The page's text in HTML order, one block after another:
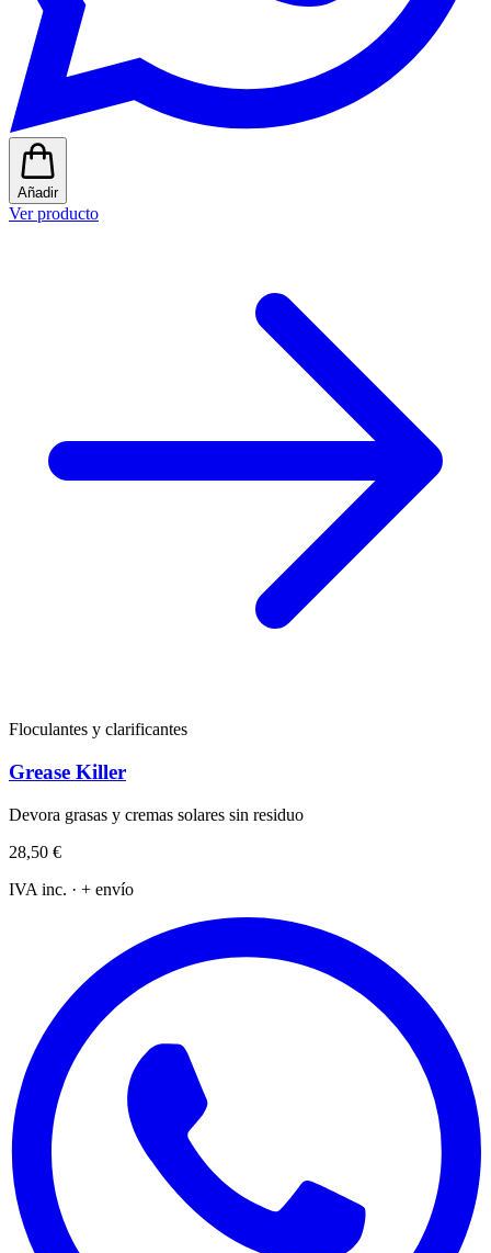
Añadir
Ver producto
Floculantes y clarificantes
Grease Killer
Devora grasas y cremas solares sin residuo
28,50 €
IVA inc. · + envío